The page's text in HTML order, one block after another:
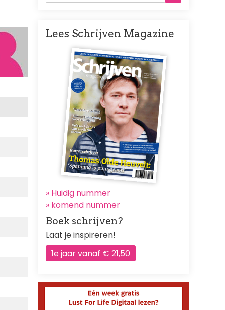
Lees Schrijven Magazine
Afbeelding
» Huidig nummer
» komend nummer
Boek schrijven?
Laat je inspireren!
1e jaar vanaf € 21,50